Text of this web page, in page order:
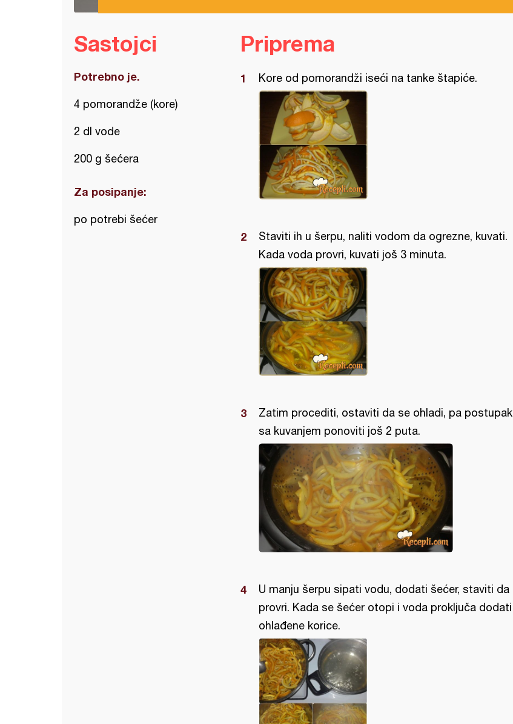
Sastojci
Potrebno je.
4 pomorandže (kore)
2 dl vode
200 g šećera
Za posipanje:
po potrebi šećer
Priprema
Kore od pomorandži iseći na tanke štapiće.
Staviti ih u šerpu, naliti vodom da ogrezne, kuvati.
Kada voda provri, kuvati još 3 minuta.
Zatim procediti, ostaviti da se ohladi, pa postupak
sa kuvanjem ponoviti još 2 puta.
U manju šerpu sipati vodu, dodati šećer, staviti da
provri. Kada se šećer otopi i voda proključa dodati
ohlađene korice.